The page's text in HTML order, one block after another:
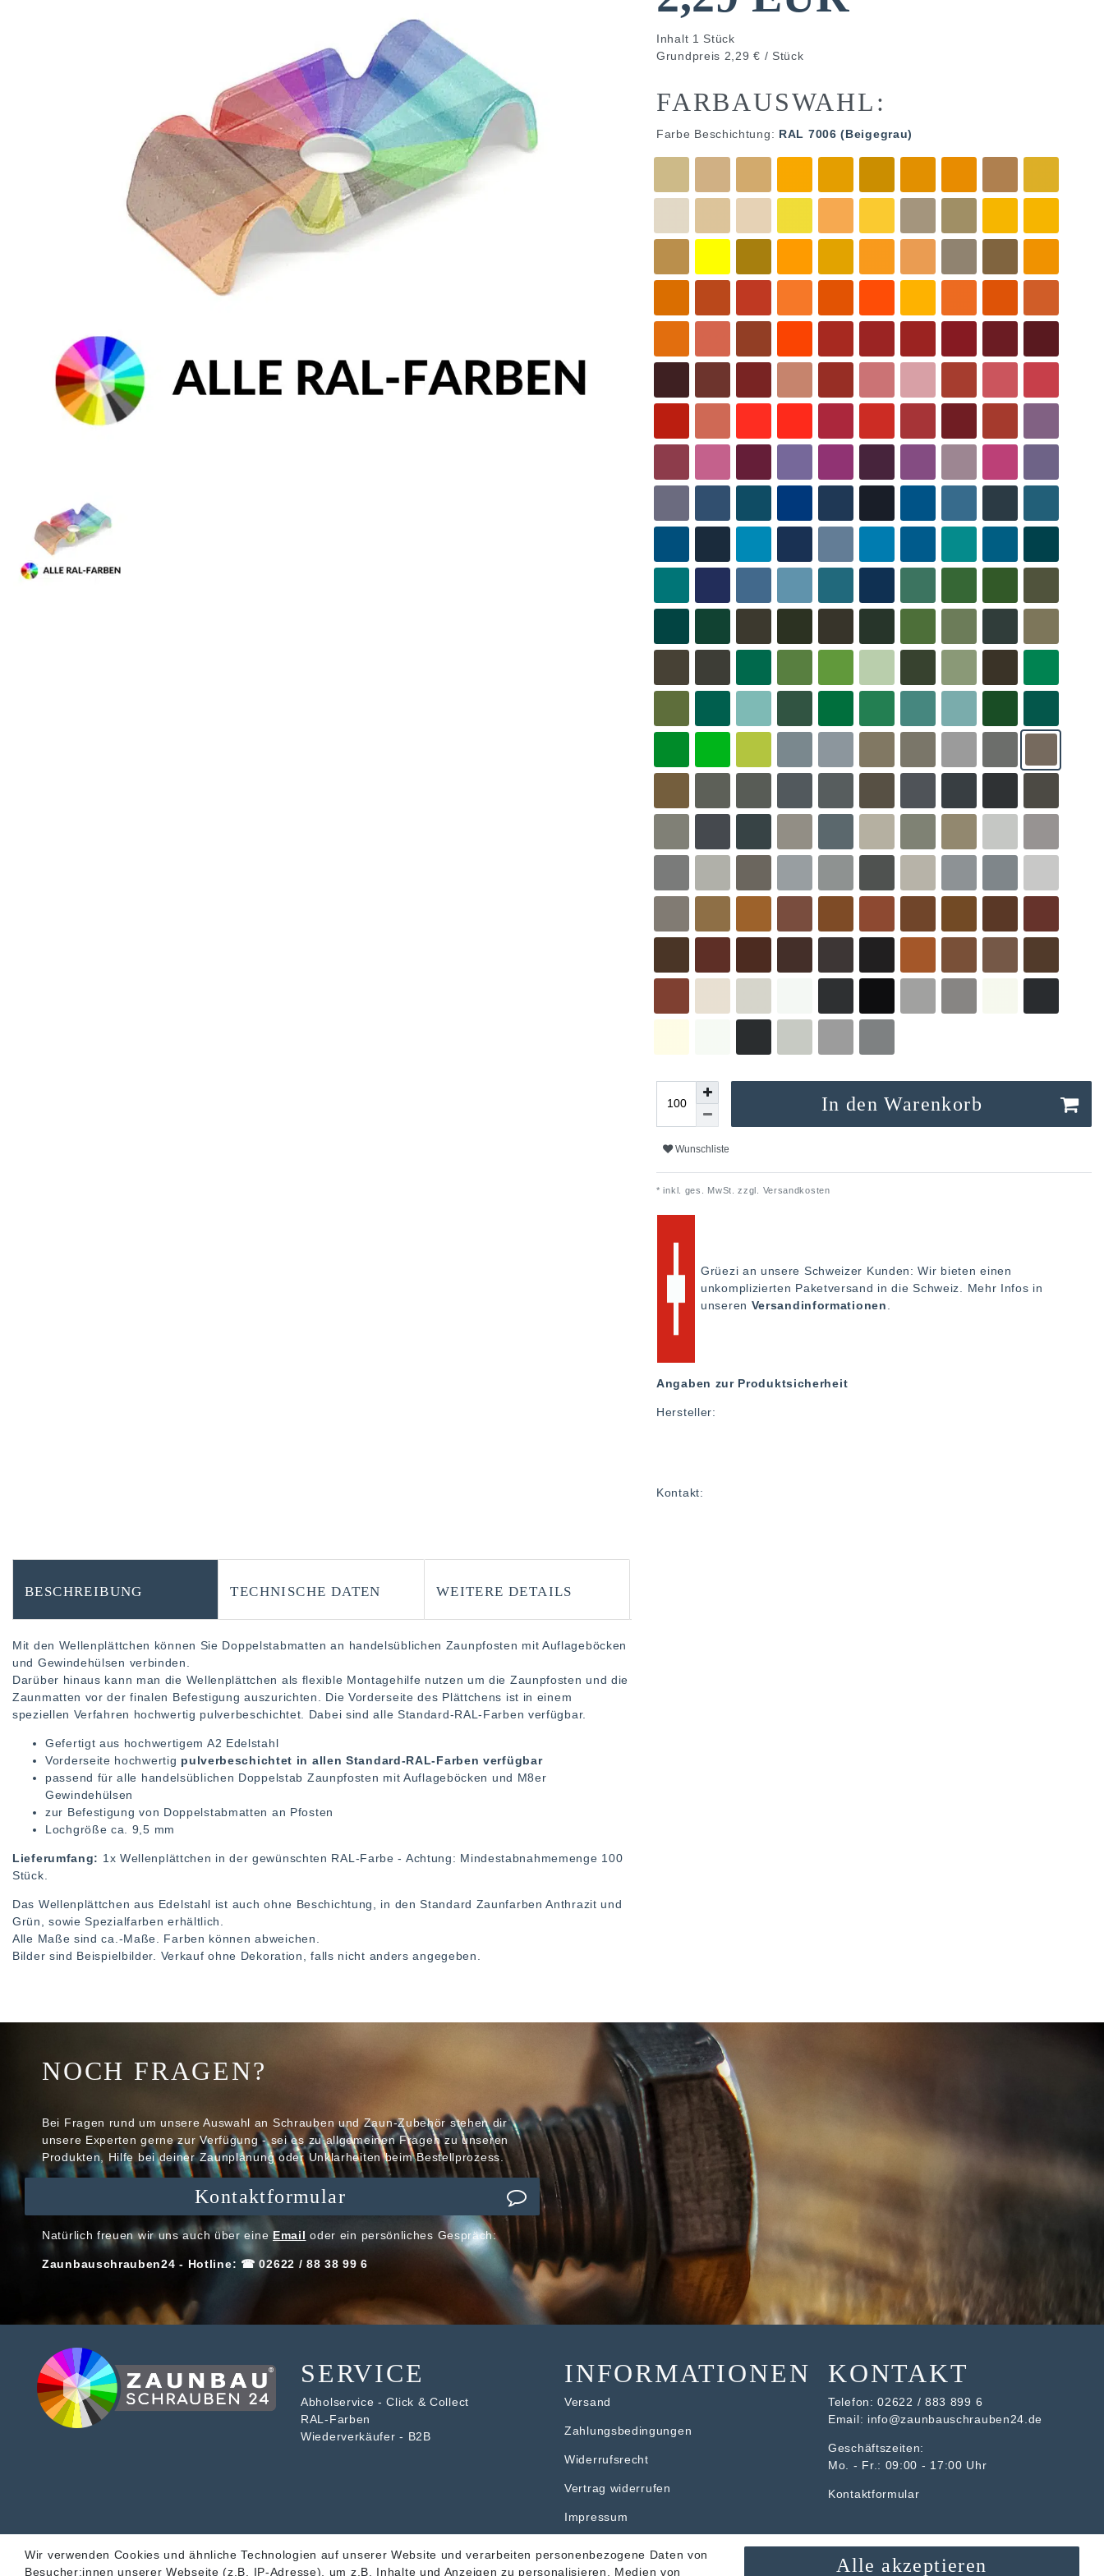
Inhalt 1 Stück
Grundpreis 2,29 € / Stück
FARBAUSWAHL:
Farbe Beschichtung: RAL 7006 (Beigegrau)
In den Warenkorb
Wunschliste
* inkl. ges. MwSt. zzgl. Versandkosten
Grüezi an unsere Schweizer Kunden: Wir bieten einen
unkomplizierten Paketversand in die Schweiz. Mehr Infos in
unseren Versandinformationen
Angaben zur Produktsicherheit
Hersteller:
Kontakt:
BESCHREIBUNG TECHNISCHE DATEN WEITERE DETAILS
Mit den Wellenplättchen können Sie Doppelstabmatten an handelsüblichen Zaunpfosten mit Auflageböcken
und Gewindehülsen verbinden.
Darüber hinaus kann man die Wellenplättchen als flexible Montagehilfe nutzen um die Zaunpfosten und die
Zaunmatten vor der finalen Befestigung auszurichten. Die Vorderseite des Plättchens ist in einem
speziellen Verfahren hochwertig pulverbeschichtet. Dabei sind alle Standard-RAL-Farben verfügbar.
Gefertigt aus hochwertigem A2 Edelstahl
Vorderseite hochwertig pulverbeschichtet in allen Standard-RAL-Farben verfügbar
passend für alle handelsüblichen Doppelstab Zaunpfosten mit Auflageböcken und M8er
Gewindehülsen
zur Befestigung von Doppelstabmatten an Pfosten
Lochgröße ca. 9,5 mm
Lieferumfang: 1x Wellenplättchen in der gewünschten RAL-Farbe - Achtung: Mindestabnahmemenge 100
Stück.
Das Wellenplättchen aus Edelstahl ist auch ohne Beschichtung, in den Standard Zaunfarben Anthrazit und
Grün, sowie Spezialfarben erhältlich.
Alle Maße sind ca.-Maße. Farben können abweichen.
Bilder sind Beispielbilder. Verkauf ohne Dekoration, falls nicht anders angegeben.
NOCH FRAGEN?
Bei Fragen rund um unsere Auswahl an Schrauben und Zaun-Zubehör stehen dir
unsere Experten gerne zur Verfügung - sei es zu allgemeinen Fragen zu unseren
Produkten, Hilfe bei deiner Zaunplanung oder Unklarheiten beim Bestellprozess.
Kontaktformular
Natürlich freuen wir uns auch über eine Email oder ein persönliches Gespräch:
Zaunbauschrauben24 - Hotline: ☎ 02622 / 88 38 99 6
SERVICE
Abholservice - Click & Collect
RAL-Farben
Wiederverkäufer - B2B
INFORMATIONEN
Versand
Zahlungsbedingungen
Widerrufsrecht
Vertrag widerrufen
Impressum
KONTAKT
Telefon:02622 / 883 899 6
Email: info@zaunbauschrauben24.de
Geschäftszeiten:
Mo. - Fr.: 09:00 - 17:00 Uhr
Kontaktformular
Wir verwenden Cookies und ähnliche Technologien auf unserer Website und verarbeiten personenbezogene Daten von
Besucher:innen unserer Webseite (z.B. IP-Adresse), um z.B. Inhalte und Anzeigen zu personalisieren, Medien von
Alle akzeptieren